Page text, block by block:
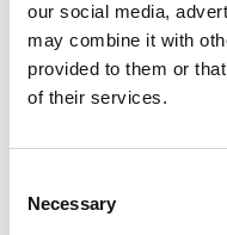
our social media,
may combine it with
provided to them or
of their services.
Selection
Necessary